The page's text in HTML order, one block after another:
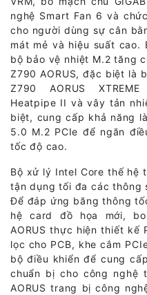
nghệ Smart Fan 6 và
cho người dùng sự cân
mát mẻ và hiệu suất cao.
bộ bảo vệ nhiệt M.2 tăng
Z790 AORUS, đặc biệt là
Z790 AORUS
Heatpipe II và vây tản
biệt, cung cấp khả năng
5.0 M.2 PCIe để ngăn
tốc độ cao.
Bộ xử lý Intel Core thế hệ
tận dụng tối đa các thông
Để đáp ứng băng thông
hệ card đồ họa mới, bo
AORUS thực hiện thiết kế
lọc cho PCB, khe cắm
bộ điều khiển để cung
chuẩn bị cho công nghệ
AORUS trang bị công